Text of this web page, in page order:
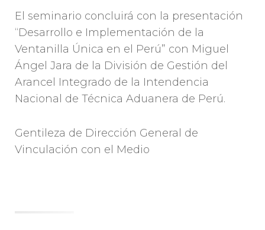
El seminario concluirá con la presentación
“Desarrollo e Implementación de la
Ventanilla Única en el Perú” con Miguel
Ángel Jara de la División de Gestión del
Arancel Integrado de la Intendencia
Nacional de Técnica Aduanera de Perú.
Gentileza de Dirección General de
Vinculación con el Medio